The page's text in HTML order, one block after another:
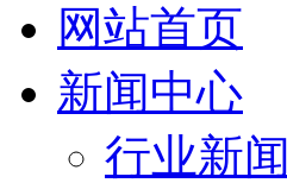
网站首页
新闻中心
行业新闻